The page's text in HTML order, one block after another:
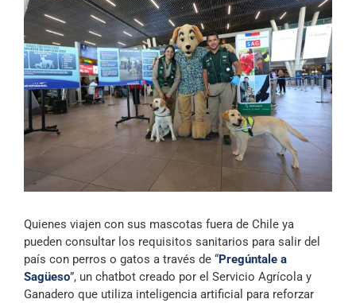
Reportajes
Columnas
Música Clásica
Especiales
Archivo Sonoro
imagen
más
grande
Quienes viajen con sus mascotas fuera de Chile ya
pueden consultar los requisitos sanitarios para salir del
país con perros o gatos a través de “Pregúntale a
Sagüeso”, un chatbot creado por el Servicio Agrícola y
Ganadero que utiliza inteligencia artificial para reforzar